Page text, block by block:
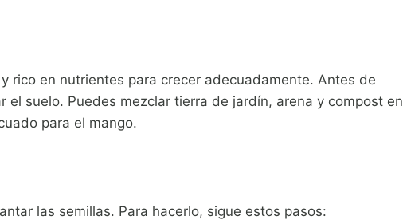
rico en nutrientes para crecer adecuadamente. Antes de
el suelo. Puedes mezclar tierra de jardín, arena y compost en
para el mango.
las semillas. Para hacerlo, sigue estos pasos: